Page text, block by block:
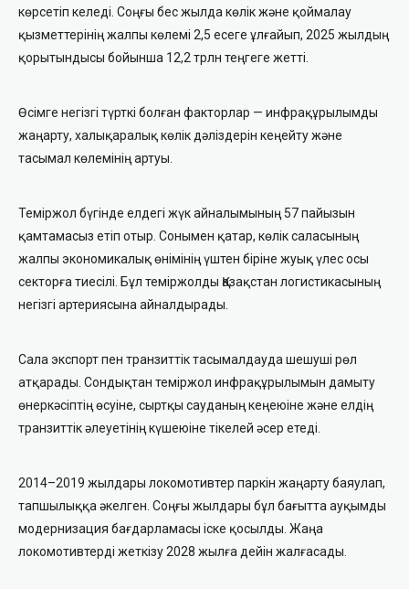
көрсетіп келеді. Соңғы бес жылда көлік және қоймалау
қызметтерінің жалпы көлемі 2,5 есеге ұлғайып, 2025 жылдың
қорытындысы бойынша 12,2 трлн теңгеге жетті.
Өсімге негізгі түрткі болған факторлар — инфрақұрылымды
жаңарту, халықаралық көлік дәліздерін кеңейту және
тасымал көлемінің артуы.
Теміржол бүгінде елдегі жүк айналымының 57 пайызын
қамтамасыз етіп отыр. Сонымен қатар, көлік саласының
жалпы экономикалық өнімінің үштен біріне жуық үлес осы
секторға тиесілі. Бұл теміржолды Қазақстан логистикасының
негізгі артериясына айналдырады.
Сала экспорт пен транзиттік тасымалдауда шешуші рөл
атқарады. Сондықтан теміржол инфрақұрылымын дамыту
өнеркәсіптің өсуіне, сыртқы сауданың кеңеюіне және елдің
транзиттік әлеуетінің күшеюіне тікелей әсер етеді.
2014–2019 жылдары локомотивтер паркін жаңарту баяулап,
тапшылыққа әкелген. Соңғы жылдары бұл бағытта ауқымды
модернизация бағдарламасы іске қосылды. Жаңа
локомотивтерді жеткізу 2028 жылға дейін жалғасады.